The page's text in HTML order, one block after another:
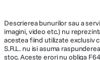
Descrierea bunurilor sau a
imagini, video etc.) nu
acestea fiind utilizate exclusiv
S.R.L. nu isi asuma
stoc. Aceste erori nu obliga